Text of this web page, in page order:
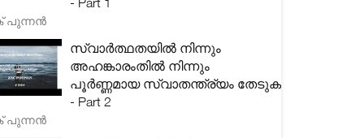
പുന്നൻ
സ്വാർത്ഥതയിൽ നിന്നും
അഹങ്കാരംതിൽ നിന്നും
പൂർണ്ണമായ സ്വാതന്ത്ര്യം തേടുക
- Part 2
പുന്നൻ